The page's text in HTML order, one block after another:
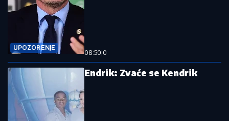
UPOZORENJE
08:50 0
Endrik: Zvaće se Kendrik